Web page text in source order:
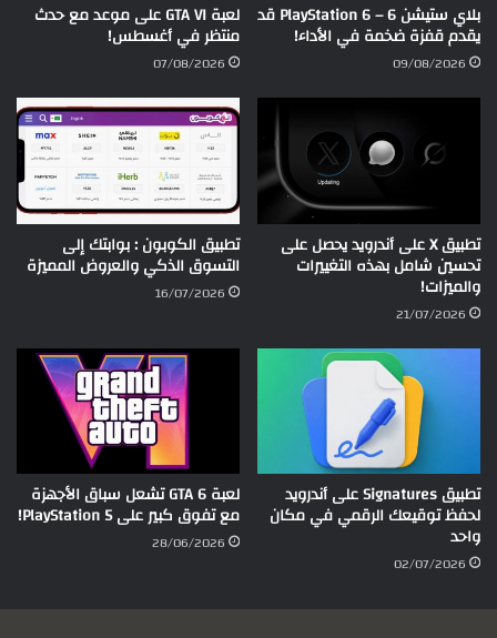
بلاي ستيشن 6 – PlayStation 6 قد
يقدم قفزة ضخمة في الأداء!
09/08/2026
لعبة GTA VI على موعد مع حدث
منتظر في أغسطس!
07/08/2026
تطبيق X على أندرويد يحصل على
تحسين شامل بهذه التغييرات
والميزات!
21/07/2026
تطبيق الكوبون : بوابتك إلى
التسوق الذكي والعروض المميزة
16/07/2026
تطبيق Signatures على أندرويد
لحفظ توقيعك الرقمي في مكان
واحد
02/07/2026
لعبة GTA 6 تشعل سباق الأجهزة
مع تفوق كبير على PlayStation 5!
28/06/2026